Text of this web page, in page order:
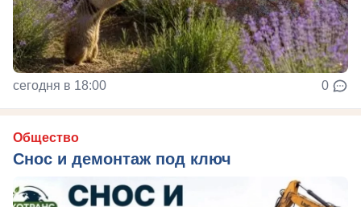
сегодня в 18:00 0
Общество
Снос и демонтаж под ключ